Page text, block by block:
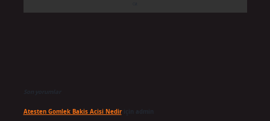
Son yorumlar
Atesten Gomlek Bakis Acisi Nediriçin